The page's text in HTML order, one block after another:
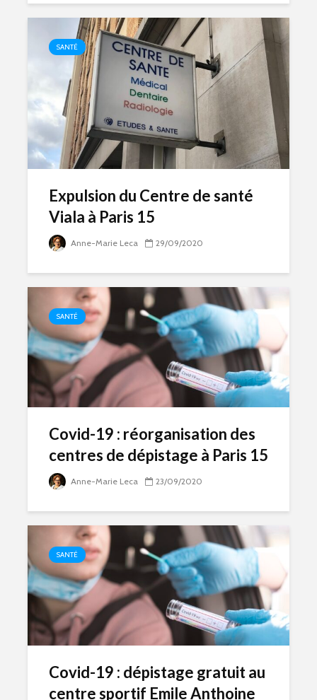
SANTÉ
Expulsion du Centre de santé
Viala à Paris 15
Anne-Marie Leca 29/09/2020
SANTÉ
Covid-19 : réorganisation des
centres de dépistage à Paris 15
Anne-Marie Leca 23/09/2020
SANTÉ
Covid-19 : dépistage gratuit au
centre sportif Emile Anthoine